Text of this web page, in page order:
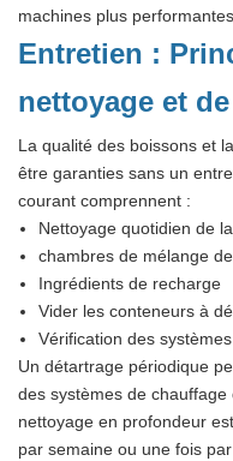
machines plus
Entretien :
nettoyage et
La qualité des boissons et
être garanties sans un
courant comprennent :
Nettoyage quotidien de
chambres de mélange
Ingrédients de recharge
Vider les conteneurs à
Vérification des
Un détartrage périodique
des systèmes de
nettoyage en profondeur
par semaine ou une fois